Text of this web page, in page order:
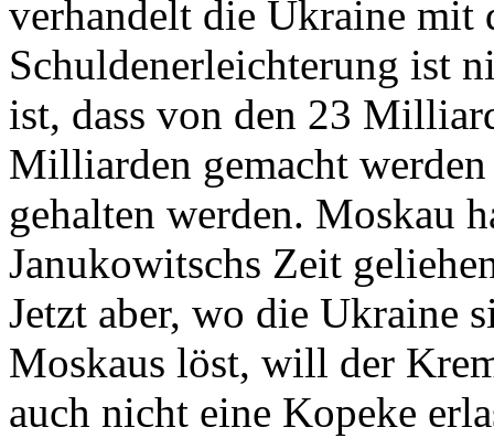
verhandelt die Ukraine mit
Schuldenerleichterung ist
ist, dass von den 23
Milliarden gemacht
gehalten werden. Moskau
Janukowitschs Zeit
Jetzt aber, wo die Ukraine
Moskaus löst, will der
auch nicht eine Kopeke